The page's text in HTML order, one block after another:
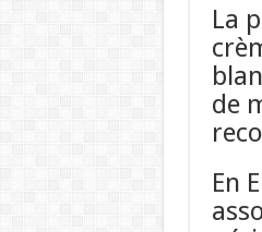
La
de
En